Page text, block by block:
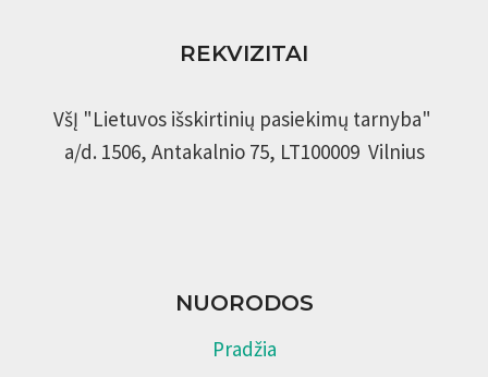
REKVIZITAI
VšĮ "Lietuvos išskirtinių pasiekimų tarnyba"
a/d. 1506, Antakalnio 75, LT100009 Vilnius
NUORODOS
Pradžia